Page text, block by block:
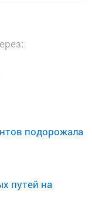
подорожала
путей на